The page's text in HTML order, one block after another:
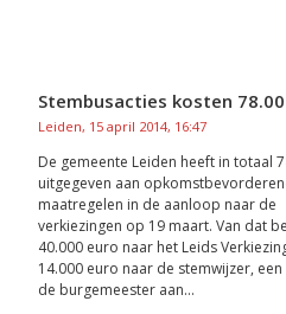
Stembusacties kosten
Leiden, 15 april 2014, 16:47
De gemeente Leiden heeft in totaal
uitgegeven aan
maatregelen in de aanloop naar de
verkiezingen op 19 maart. Van dat
40.000 euro naar het Leids
14.000 euro naar de stemwijzer,
de burgemeester aan...